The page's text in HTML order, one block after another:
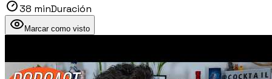
38 minDuración
Marcar como visto